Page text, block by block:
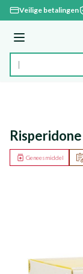
Ga naar de inhoud
Veilige betalingen
Menu
Product, merk,
Geneesmiddel